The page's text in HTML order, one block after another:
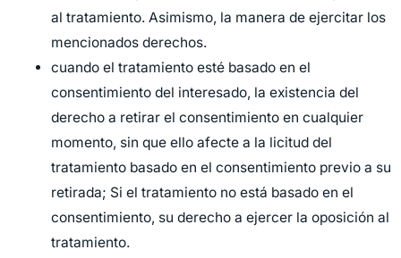
al tratamiento. Asimismo, la manera de ejercitar los
mencionados derechos.
cuando el tratamiento esté basado en el
consentimiento del interesado, la existencia del
derecho a retirar el consentimiento en cualquier
momento, sin que ello afecte a la licitud del
tratamiento basado en el consentimiento previo a su
retirada; Si el tratamiento no está basado en el
consentimiento, su derecho a ejercer la oposición al
tratamiento.